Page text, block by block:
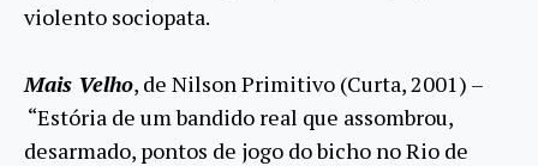
violento sociopata.
Mais Velho, de Nilson Primitivo (Curta, 2001) –
“Estória de um bandido real que assombrou,
desarmado, pontos de jogo do bicho no Rio de